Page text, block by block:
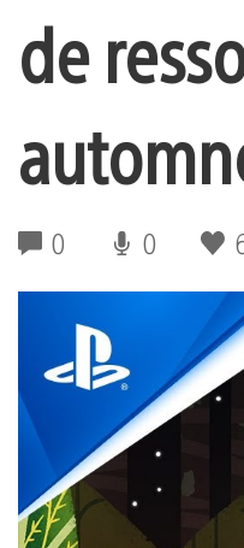
de
0 0